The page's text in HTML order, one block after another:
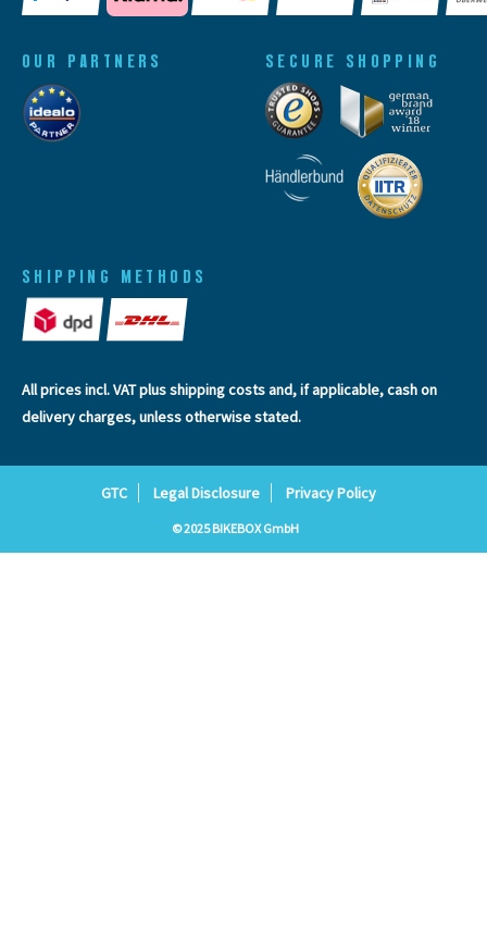
SHIPPING METHODS
OUR PARTNERS SECURE SHOPPING
All prices incl. VAT plusshipping costsand, if applicable, cash on
delivery charges, unless otherwise stated.
GTC Legal Disclosure Privacy Policy
© 2025 BIKEBOX GmbH